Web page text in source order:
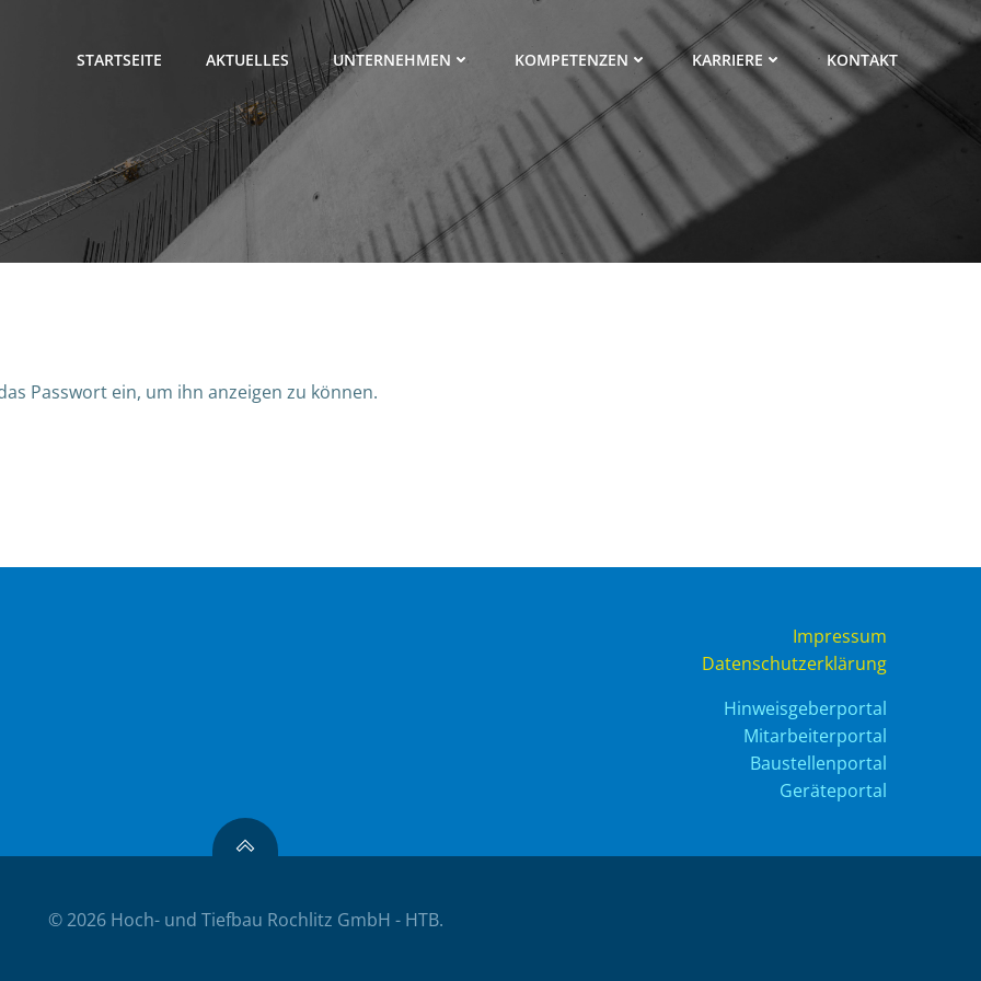
STARTSEITE AKTUELLES UNTERNEHMEN KOMPETENZEN KARRIERE KONTAKT
Passwort ein, um ihn anzeigen zu können.
Impressum
Datenschutzerklärung
Hinweisgeberportal
Mitarbeiterportal
Baustellenportal
Geräteportal
© 2026 Hoch- und Tiefbau Rochlitz GmbH - HTB.